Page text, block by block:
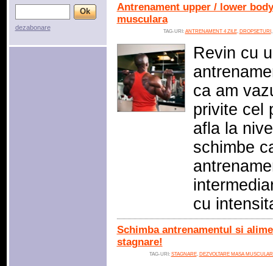
Antrenament upper / lower
musculara
TAG-URI: ANTRENAMENT 4 ZILE, DROPSETURI ,
Revin cu
ca am
privite cel
afla la
schimbe
cu
Schimba antrenamentul si
stagnare!
TAG-URI: STAGNARE, DEZVOLTARE MASA
dezabonare